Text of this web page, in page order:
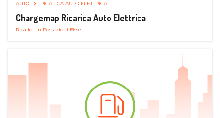
AUTO RICARICA AUTO ELETTRICA
Chargemap Ricarica Auto Elettrica
Ricarica in Postazioni Fisse